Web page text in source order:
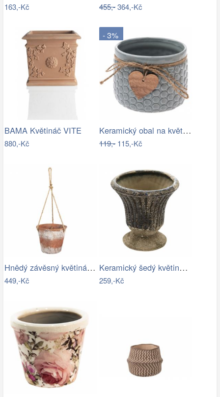
163,-Kč 455,-364,-Kč
BAMA Květináč VITE
880,-Kč
- 3%
Keramický obal na květináč Heart, šedá,…
119,-115,-Kč
Hnědý závěsný květináč - 19*19*53 cm…
449,-Kč
Keramický šedý květináč v antickém…
259,-Kč